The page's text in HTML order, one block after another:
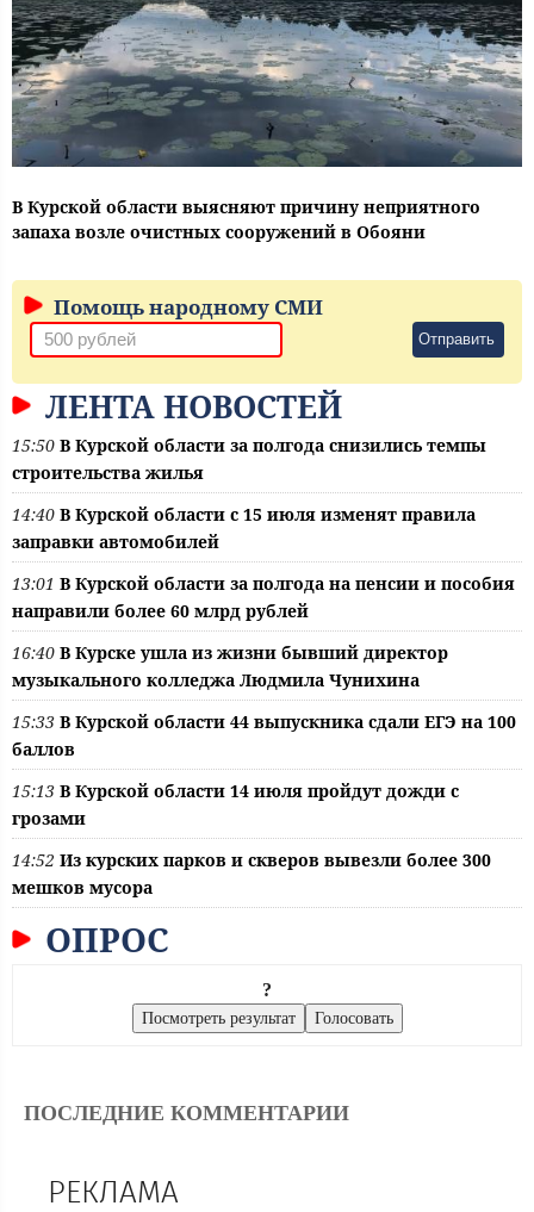
В Курской области выясняют причину неприятного
запаха возле очистных сооружений в Обояни
Помощь народному СМИ
Отправить
ЛЕНТА НОВОСТЕЙ
15:50 В Курской области за полгода снизились темпы
строительства жилья
14:40 В Курской области с 15 июля изменят правила
заправки автомобилей
13:01 В Курской области за полгода на пенсии и пособия
направили более 60 млрд рублей
16:40 В Курске ушла из жизни бывший директор
музыкального колледжа Людмила Чунихина
15:33 В Курской области 44 выпускника сдали ЕГЭ на 100
баллов
15:13 В Курской области 14 июля пройдут дожди с
грозами
14:52 Из курских парков и скверов вывезли более 300
мешков мусора
ОПРОС
?
ПОСЛЕДНИЕ КОММЕНТАРИИ
РЕКЛАМА